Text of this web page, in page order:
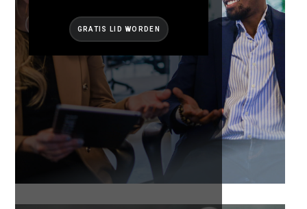
GRATIS LID WORDEN